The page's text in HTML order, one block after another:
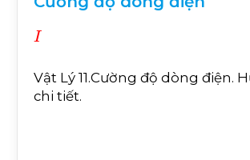
I
Vật Lý 11.Cường độ dòng điện.
chi tiết.